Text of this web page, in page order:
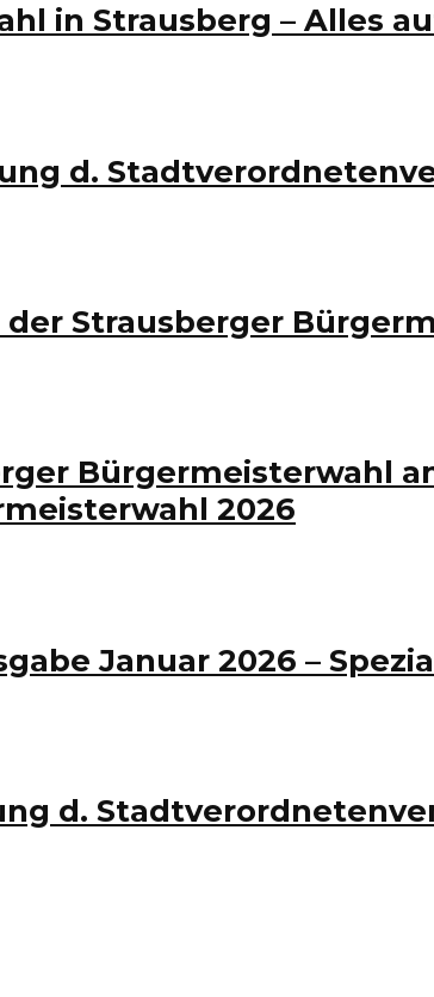
in Strausberg – Alles
d.
Strausberger
Bürgermeisterwahl
2026
Januar 2026 –
d.